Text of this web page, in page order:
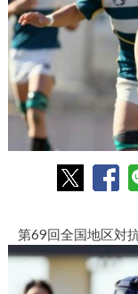
第69回全国地区対